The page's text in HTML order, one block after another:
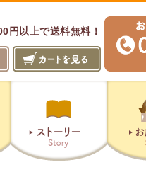
円以上で送料無料！